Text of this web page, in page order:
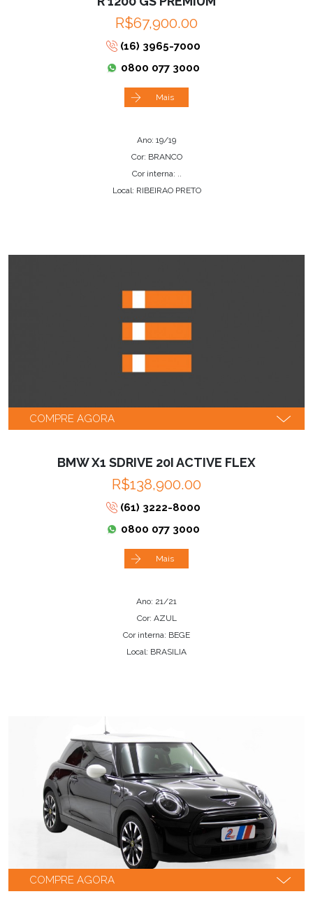
R$67,900.00
(16) 3965-7000
0800 077 3000
Mais
Ano: 19/19
Cor: BRANCO
Cor interna: ..
Local: RIBEIRAO PRETO
COMPRE AGORA
BMW X1 SDRIVE 20I ACTIVE FLEX
R$138,900.00
(61) 3222-8000
0800 077 3000
Mais
Ano: 21/21
Cor: AZUL
Cor interna: BEGE
Local: BRASILIA
COMPRE AGORA